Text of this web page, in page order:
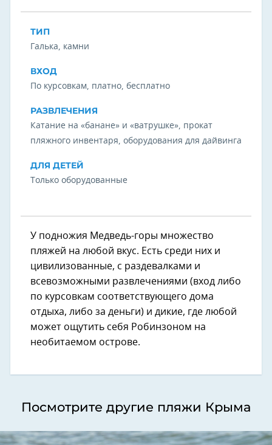
ТИП
Галька, камни
ВХОД
По курсовкам, платно, бесплатно
РАЗВЛЕЧЕНИЯ
Катание на «банане» и «ватрушке», прокат
пляжного инвентаря, оборудования для дайвинга
ДЛЯ ДЕТЕЙ
Только оборудованные
У подножия Медведь-горы множество
пляжей на любой вкус. Есть среди них и
цивилизованные, с раздевалками и
всевозможными развлечениями (вход либо
по курсовкам соответствующего дома
отдыха, либо за деньги) и дикие, где любой
может ощутить себя Робинзоном на
необитаемом острове.
Посмотрите другие пляжи Крыма